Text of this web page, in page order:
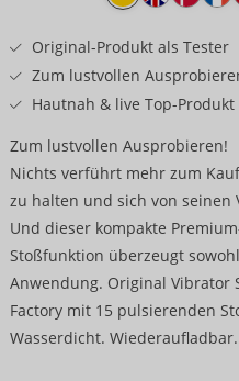
Original-Produkt als Tester
Zum lustvollen
Hautnah & live Top-
Zum lustvollen Ausprobieren!
Nichts verführt mehr zum
zu halten und sich von seinen
Und dieser kompakte
Stoßfunktion überzeugt
Anwendung. Original Vibrator
Factory mit 15 pulsierenden
Wasserdicht. Wiederaufladbar.